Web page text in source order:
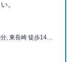
。
, 東長崎 徒歩14分,